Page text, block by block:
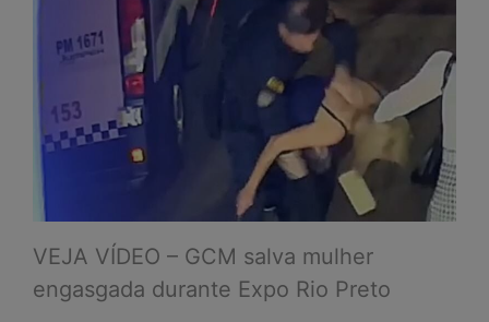
VEJA VÍDEO – GCM salva mulher
engasgada durante Expo Rio Preto